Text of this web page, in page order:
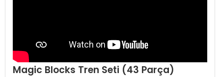
Magic Blocks Tren Seti (43 Parça)